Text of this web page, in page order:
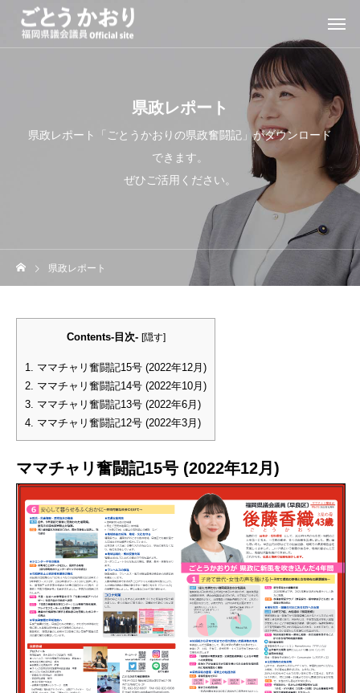
県政レポート
県政レポート「ごとうかおりの県政奮闘記」がダウンロード
できます。
ぜひご活用ください。
県政レポート
Contents-目次- [隠す]
1. ママチャリ奮闘記15号 (2022年12月)
2. ママチャリ奮闘記14号 (2022年10月)
3. ママチャリ奮闘記13号 (2022年6月)
4. ママチャリ奮闘記12号 (2022年3月)
ママチャリ奮闘記15号 (2022年12月)